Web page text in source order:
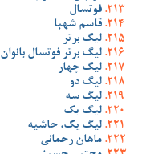
فوتسال
قاسم شهبا
لیگ برتر
لیگ برتر فوتسال بانوان
لیگ چهار
لیگ دو
لیگ سه
لیگ یک
لیگ یک، حاشیه
ماهان رحمانی